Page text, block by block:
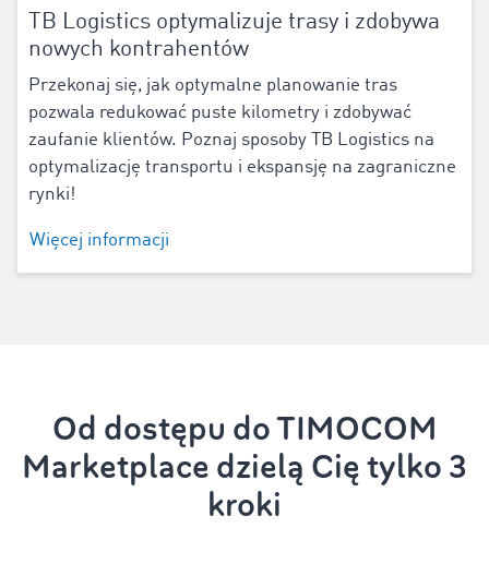
TB Logistics optymalizuje trasy i zdobywa
nowych kontrahentów
Przekonaj się, jak optymalne planowanie tras
pozwala redukować puste kilometry i zdobywać
zaufanie klientów. Poznaj sposoby TB Logistics na
optymalizację transportu i ekspansję na zagraniczne
rynki!
Więcej informacji
Od dostępu do TIMOCOM
Marketplace dzielą Cię tylko 3
kroki